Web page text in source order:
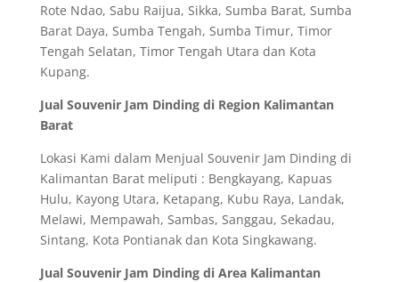
Rote Ndao, Sabu Raijua, Sikka, Sumba Barat, Sumba
Barat Daya, Sumba Tengah, Sumba Timur, Timor
Tengah Selatan, Timor Tengah Utara dan Kota
Kupang.
Jual Souvenir Jam Dinding di Region Kalimantan
Barat
Lokasi Kami dalam Menjual Souvenir Jam Dinding di
Kalimantan Barat meliputi : Bengkayang, Kapuas
Hulu, Kayong Utara, Ketapang, Kubu Raya, Landak,
Melawi, Mempawah, Sambas, Sanggau, Sekadau,
Sintang, Kota Pontianak dan Kota Singkawang.
Jual Souvenir Jam Dinding di Area Kalimantan